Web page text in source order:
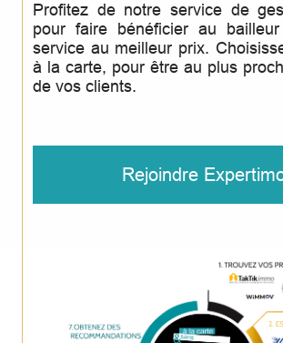
Profitez de notre service de
pour faire bénéficier au
service au meilleur prix.
à la carte, pour être au plus
de vos clients.
Rejoindre